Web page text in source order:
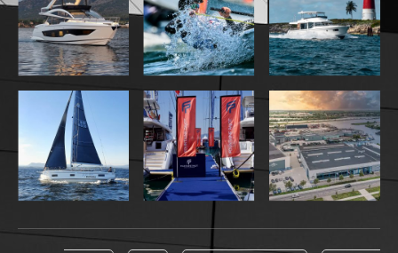
Cannes Yachting Festival
2022 – jachtingowe
Eldorado
RELATED POSTS RELATED POSTS MORE